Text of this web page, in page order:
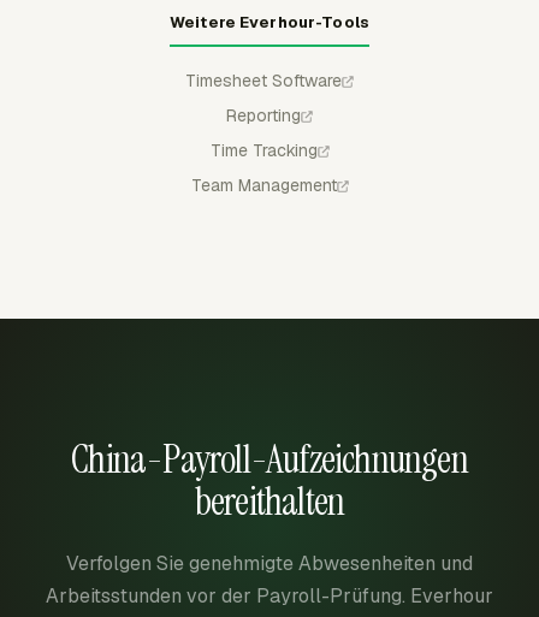
Weitere Everhour-Tools
Timesheet Software
Reporting
Time Tracking
Team Management
China-Payroll-Aufzeichnungen
bereithalten
Verfolgen Sie genehmigte Abwesenheiten und
Arbeitsstunden vor der Payroll-Prüfung. Everhour